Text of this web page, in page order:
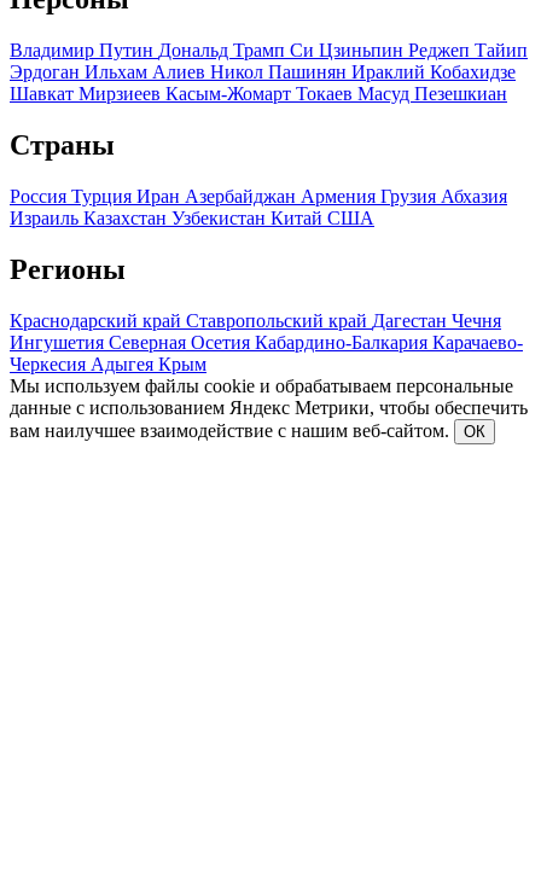
Владимир Путин Дональд Трамп Си Цзиньпин Реджеп Тайип
Эрдоган Ильхам Алиев Никол Пашинян Ираклий Кобахидзе
Шавкат Мирзиеев Касым-Жомарт Токаев Масуд Пезешкиан
Страны
Россия Турция Иран Азербайджан Армения Грузия Абхазия
Израиль Казахстан Узбекистан Китай США
Регионы
Краснодарский край Ставропольский край Дагестан Чечня
Ингушетия Северная Осетия Кабардино-Балкария Карачаево-
Черкесия Адыгея Крым
Мы используем файлы cookie и обрабатываем персональные
данные с использованием Яндекс Метрики, чтобы обеспечить
вам наилучшее взаимодействие с нашим веб-сайтом.
ОК